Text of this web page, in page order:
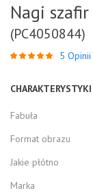
Nagi szafir
(PC4050844)
5 Opinii
CHARAKTERYSTYKI
Fabuła
Format obrazu
Jakie płótno
Marka